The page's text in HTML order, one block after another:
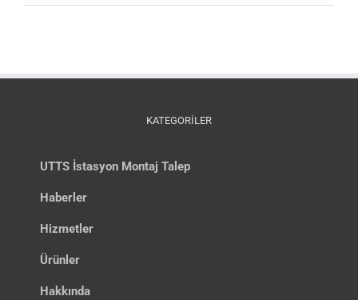
KATEGORİLER
UTTS İstasyon Montaj Talep
Haberler
Hizmetler
Ürünler
Hakkında